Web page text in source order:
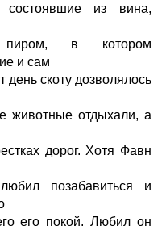
состоявшие из вина,
пиром, в котором
и сам
скоту дозволялось
животные отдыхали, а
дорог. Хотя Фавн
позабавиться и
его покой. Любил он